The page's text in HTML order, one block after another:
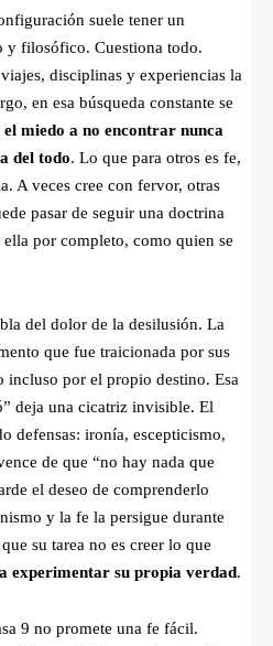
suele tener un
y filosófico. Cuestiona todo.
disciplinas y experiencias la
en esa búsqueda constante se
el miedo a no encontrar nunca
del todo. Lo que para otros es fe,
A veces cree con fervor, otras
pasar de seguir una doctrina
por completo, como quien se
del dolor de la desilusión. La
que fue traicionada por sus
incluso por el propio destino. Esa
deja una cicatriz invisible. El
defensas: ironía, escepticismo,
de que “no hay nada que
el deseo de comprenderlo
y la fe la persigue durante
su tarea no es creer lo que
experimentar su propia verdad.
9 no promete una fe fácil.